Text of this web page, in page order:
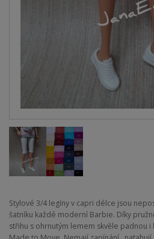
​Stylové 3/4 legíny v capri délce jsou
šatníku každé moderní Barbie. Díky
střihu s ohrnutým lemem skvěle padnou